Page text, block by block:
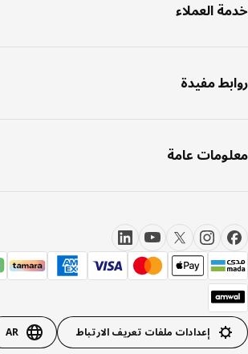
العملاء
مفيدة
عامة
إعدادات ملفات تعريف الارتباط AR